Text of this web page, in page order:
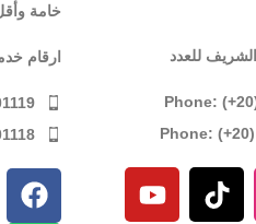
للعدد
Phone:
Phone:
خامة
ارقام